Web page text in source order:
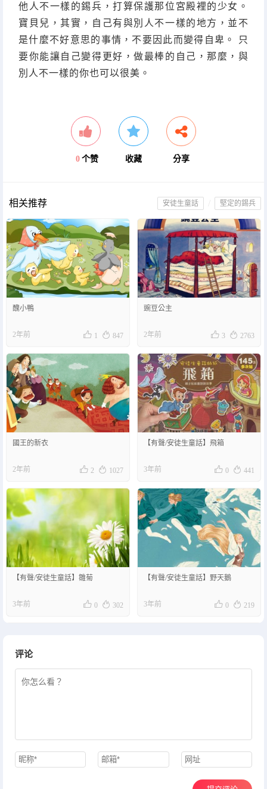
他人不一樣的錫兵，打算保護那位宮殿裡的少女。
寶貝兒，其實，自己有與別人不一樣的地方，並不
是什麼不好意思的事情，不要因此而變得自卑。 只
要你能讓自己變得更好，做最棒的自己，那麼，與
別人不一樣的你也可以很美。
0 个赞 收藏 分享
相关推荐 堅定的錫兵
安徒生童話
醜小鴨
2年前  1  847
豌豆公主
2年前  3  2763
國王的新衣
2年前  2  1027
【有聲/安徒生童話】飛箱
3年前  0  441
【有聲/安徒生童話】雛菊
3年前  0  302
【有聲/安徒生童話】野天鵝
3年前  0  219
评论